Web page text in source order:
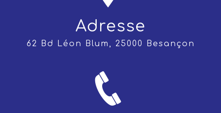
Adresse
62 Bd Léon Blum, 25000 Besançon